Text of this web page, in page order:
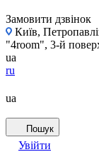
Замовити дзвінок
Київ,
"4room", 3-й
ua
ru
ua
Пошук
Увійти